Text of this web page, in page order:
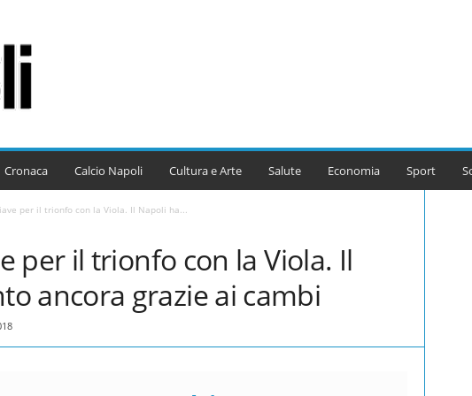
Cronaca Calcio Napoli Cultura e Arte Salute Economia Sport
per il trionfo con la Viola. Il Napoli ha...
per il trionfo con la Viola. Il
ancora grazie ai cambi